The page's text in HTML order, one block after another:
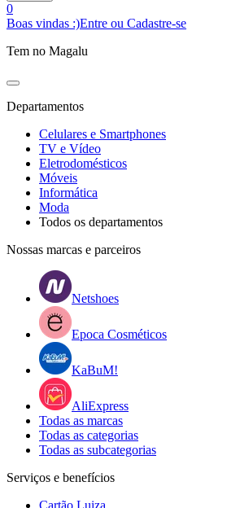
0
Boas vindas :)Entre ou Cadastre-se
Tem no Magalu
Departamentos
Celulares e Smartphones
TV e Vídeo
Eletrodomésticos
Móveis
Informática
Moda
Todos os departamentos
Nossas marcas e parceiros
Netshoes
Epoca Cosméticos
KaBuM!
AliExpress
Todas as marcas
Todas as categorias
Todas as subcategorias
Serviços e benefícios
Cartão Luiza